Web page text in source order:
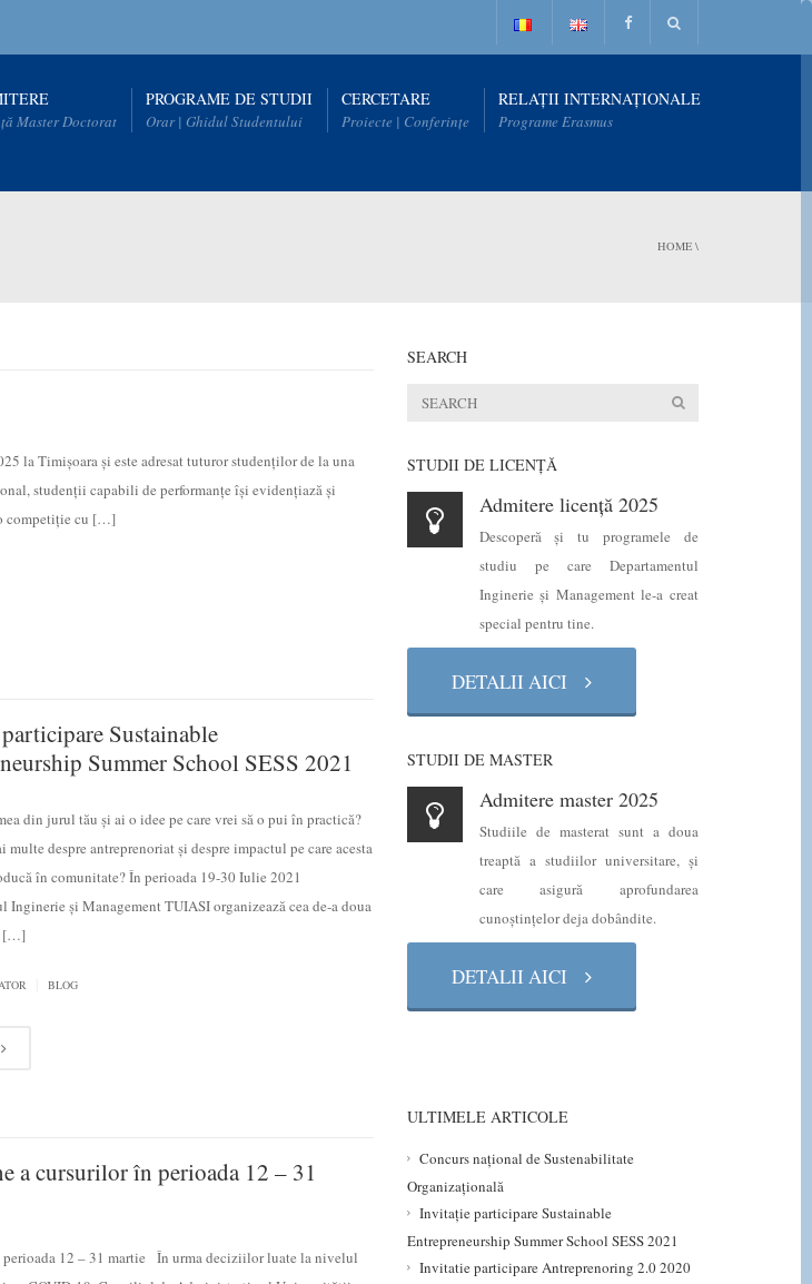
Master Doctorat
PROGRAME DE STUDII
Orar | Ghidul Studentului
CERCETARE
Proiecte | Conferințe
RELAȚII INTERNAȚIONALE
Programe Erasmus
HOME \
la Timișoara și este adresat tuturor studenților de la una
studenţii capabili de performanţe îşi evidenţiază și
competiţie cu […]
Sustainable
Summer School SESS 2021
din jurul tău și ai o idee pe care vrei să o pui în practică?
multe despre antreprenoriat și despre impactul pe care acesta
în comunitate? În perioada 19-30 Iulie 2021
Inginerie și Management TUIASI organizează cea de-a doua
[…]
BLOG
a cursurilor în perioada 12 – 31
perioada 12 – 31 martie În urma deciziilor luate la nivelul
SEARCH
STUDII DE LICENŢĂ
Admitere licență 2025
Descoperă şi tu programele de
studiu pe care Departamentul
Inginerie şi Management le-a creat
special pentru tine.
DETALII AICI
STUDII DE MASTER
Admitere master 2025
Studiile de masterat sunt a doua
treaptă a studiilor universitare, şi
care asigură aprofundarea
cunoştinţelor deja dobândite.
DETALII AICI
ULTIMELE ARTICOLE
Concurs național de Sustenabilitate
Organizațională
Invitație participare Sustainable
Entrepreneurship Summer School SESS 2021
Invitatie participare Antreprenoring 2.0 2020